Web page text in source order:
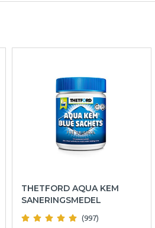
THETFORD AQUA KEM
SANERINGSMEDEL
(997)